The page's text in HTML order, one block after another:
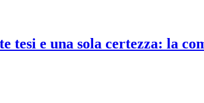
tesi e una sola certezza: la